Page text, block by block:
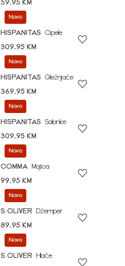
59,95 KM
Novo
HISPANITAS
Cipele
309,95 KM
Novo
HISPANITAS
Gležnjače
369,95 KM
Novo
HISPANITAS
Salonke
309,95 KM
Novo
COMMA
Majica
99,95 KM
Novo
S.OLIVER
Džemper
89,95 KM
Novo
S.OLIVER
Hlače